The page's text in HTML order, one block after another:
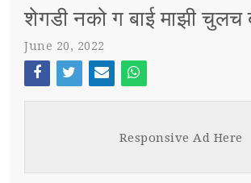
ok
संपादकीय
जॉब/ नोकरी
POST WITH LEFT SIDEBAR
शेगडी नको ग बाई माझी चुलच
June 20, 2022
Face
Twi
Ema
Wh
Responsive Ad Here